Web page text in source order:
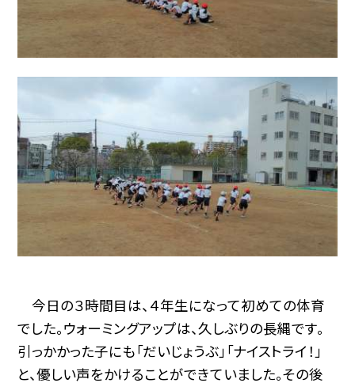
今日の３時間目は、４年生になって初めての体育
でした。ウォーミングアップは、久しぶりの長縄です。
引っかかった子にも「だいじょうぶ」「ナイストライ！」
と、優しい声をかけることができていました。その後